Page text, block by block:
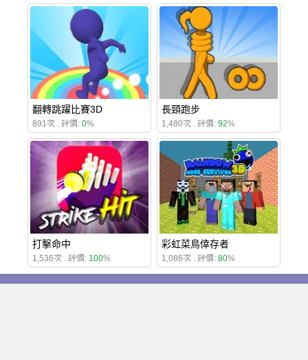
翻轉跳躍比賽3D
891次 . 評價: 0%
長頸跑步
1,480次 . 評價: 92%
打擊命中
1,536次 . 評價: 100%
彩虹菜鳥倖存者
1,086次 . 評價: 80%